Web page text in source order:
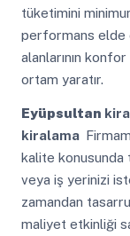
tüketimini
performans elde
alanlarının
ortam yaratır.
Eyüpsultan
kiralama
kalite konusunda
veya iş yerinizi
zamandan
maliyet etkinliği